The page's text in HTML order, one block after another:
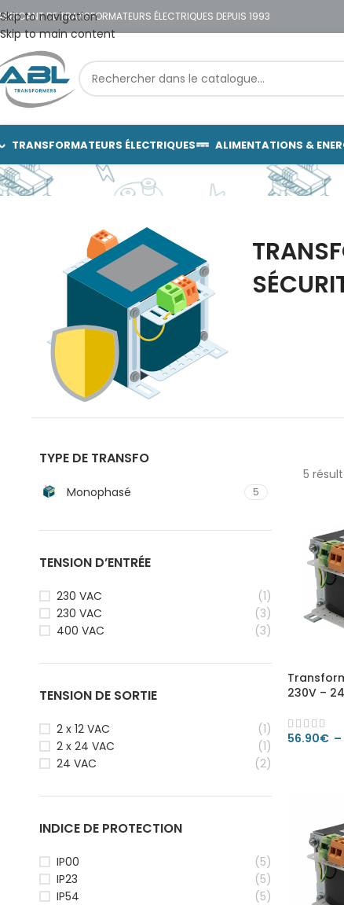
Skip to navigation
Skip to main content
DE TRANSFORMATEURS ÉLECTRIQUES DEPUIS 1993
TRANSFORMATEURS ÉLECTRIQUES ALIMENTATIONS &
TYPE DE TRANSFO
Monophasé 5
TENSION D’ENTRÉE
230 VAC
(1)
230 VAC
(3)
400 VAC
(3)
TENSION DE SORTIE
2 x 12 VAC
(1)
2 x 24 VAC
(1)
24 VAC
(2)
INDICE DE PROTECTION
IP00
(5)
IP23
(5)
IP54
(5)
5
230V –
56.90€ –